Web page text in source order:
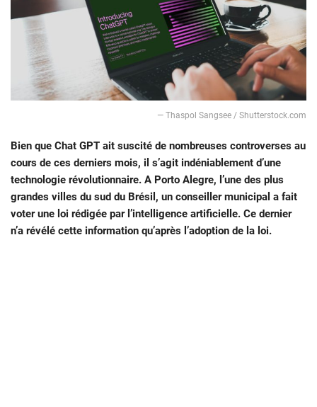
— Thaspol Sangsee / Shutterstock.com
Bien que Chat GPT ait suscité de nombreuses controverses au
cours de ces derniers mois, il s’agit indéniablement d’une
technologie révolutionnaire. A Porto Alegre, l’une des plus
grandes villes du sud du Brésil, un conseiller municipal a fait
voter une loi rédigée par l’intelligence artificielle. Ce dernier
n’a révélé cette information qu’après l’adoption de la loi.